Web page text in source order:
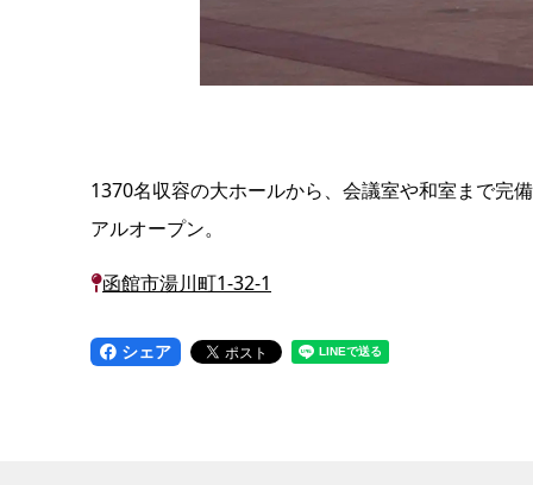
1370名収容の大ホールから、会議室や和室まで完
アルオープン。
函館市湯川町1-32-1
シェア